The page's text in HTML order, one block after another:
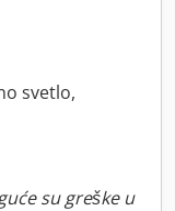
svetlo,
su greške u